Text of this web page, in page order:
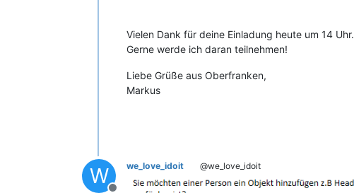
Vielen Dank für deine Einladung heute um 14 Uhr.
Gerne werde ich daran teilnehmen!
Liebe Grüße aus Oberfranken,
Markus
W we_love_idoit @we_love_idoit